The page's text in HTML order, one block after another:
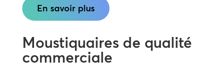
En savoir plus
Moustiquaires de qualité
commerciale